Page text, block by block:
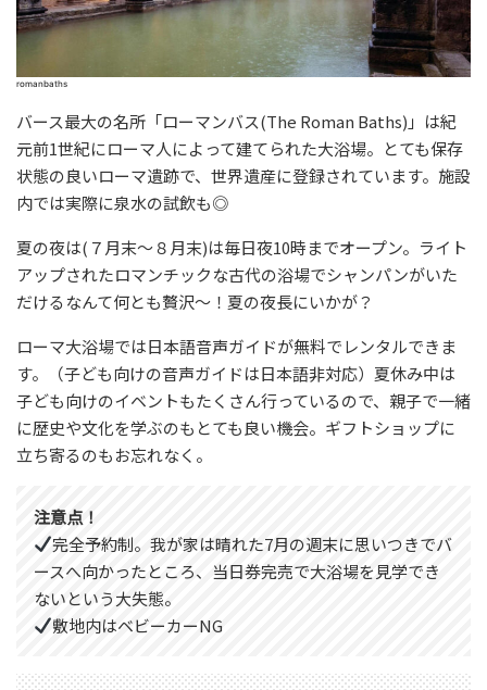
romanbaths
バース最大の名所「ローマンバス(The Roman Baths)」は紀
元前1世紀にローマ人によって建てられた大浴場。とても保存
状態の良いローマ遺跡で、世界遺産に登録されています。施設
内では実際に泉水の試飲も◎
夏の夜は(７月末～８月末)は毎日夜10時までオープン。ライト
アップされたロマンチックな古代の浴場でシャンパンがいた
だけるなんて何とも贅沢～！夏の夜長にいかが？
ローマ大浴場では日本語音声ガイドが無料でレンタルできま
す。（子ども向けの音声ガイドは日本語非対応）夏休み中は
子ども向けのイベントもたくさん行っているので、親子で一緒
に歴史や文化を学ぶのもとても良い機会。ギフトショップに
立ち寄るのもお忘れなく。
注意点！
完全予約制。我が家は晴れた7月の週末に思いつきでバ
ースへ向かったところ、当日券完売で大浴場を見学でき
ないという大失態。
敷地内はベビーカーNG